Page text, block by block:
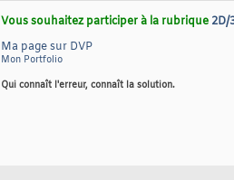
Vous souhaitez participer à la rubrique 2D/
Ma page sur DVP
Mon Portfolio
Qui connaît l'erreur, connaît la solution.